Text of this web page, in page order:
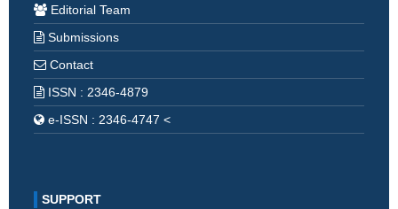
Editorial Team
Submissions
Contact
ISSN : 2346-4879
e-ISSN : 2346-4747 <
SUPPORT